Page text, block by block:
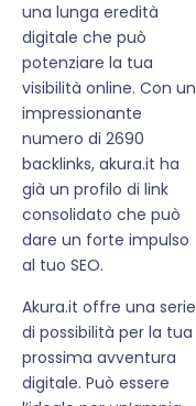
una lunga eredità
digitale che può
potenziare la tua
visibilità online. Con un
impressionante
numero di 2690
backlinks, akura.it ha
già un profilo di link
consolidato che può
dare un forte impulso
al tuo SEO.
Akura.it offre una serie
di possibilità per la tua
prossima avventura
digitale. Può essere